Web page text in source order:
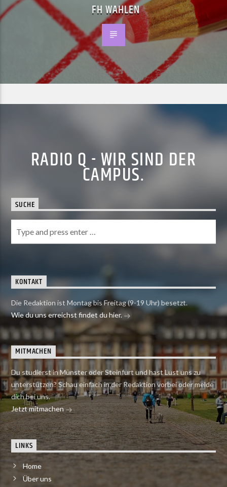
FH WAHLEN
RADIO Q - WIR SIND DER
CAMPUS.
SUCHE
KONTAKT
Die Redaktion ist Montag bis Freitag (9-19 Uhr) besetzt.
Wie du uns erreichst findet du hier.
MITMACHEN
Du studierst in Münster oder Steinfurt und hast Lust uns zu
unterstützen? Schau einfach in der Redaktion vorbei oder melde
dich bei uns.
Jetzt mitmachen
LINKS
Home
Über uns